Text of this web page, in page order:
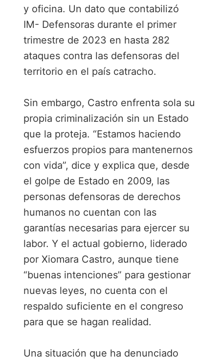
y oficina. Un dato que contabilizó
IM- Defensoras durante el primer
trimestre de 2023 en hasta 282
ataques contra las defensoras del
territorio en el país catracho.
Sin embargo, Castro enfrenta sola su
propia criminalización sin un Estado
que la proteja. “Estamos haciendo
esfuerzos propios para mantenernos
con vida”, dice y explica que, desde
el golpe de Estado en 2009, las
personas defensoras de derechos
humanos no cuentan con las
garantías necesarias para ejercer su
labor. Y el actual gobierno, liderado
por Xiomara Castro, aunque tiene
“buenas intenciones” para gestionar
nuevas leyes, no cuenta con el
respaldo suficiente en el congreso
para que se hagan realidad.
Una situación que ha denunciado